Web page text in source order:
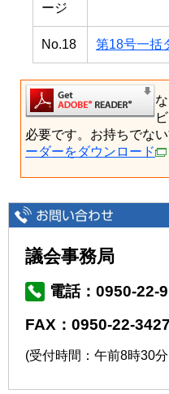
ージ
No.18 第18号一括
必要です。お持ちでな
ーダーをダウンロード
議会事務局
電話：0950-22-
FAX：0950-22-3427
(受付時間：午前8時30